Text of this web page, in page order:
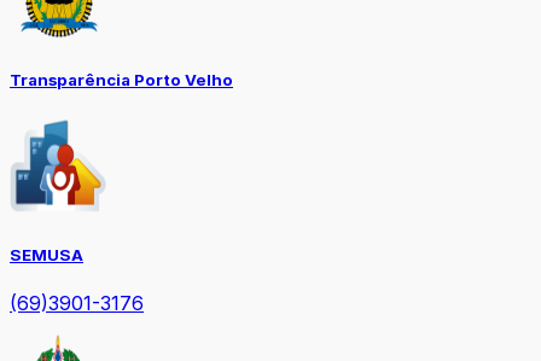
Transparência Porto Velho
SEMUSA
(69)3901-3176